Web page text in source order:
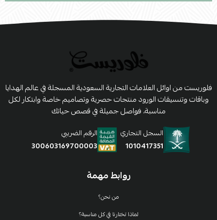
روابط مهمة
من نحن؟
لماذا تختارنا في كل مناسبة؟
فلوريست من اوائل العلامات التجارية السعودية المسجلة في عالم الهدايا
وباقات وتنسيقات الورود منتجات حصرية وتصاميم خاصة وابتكار لكل
مناسبة، فواصل جميلة في قصص حياتك
السجل التجاري
1010417351
الرقم الضريبي
300603169700003